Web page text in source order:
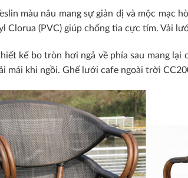
màu nâu mang sự giản dị và mộc mạc
Clorua (PVC) giúp chống tia cực tím. Vải
kế bo tròn hơi ngả về phía sau mang
mái khi ngồi. Ghế lưới cafe ngoài trời